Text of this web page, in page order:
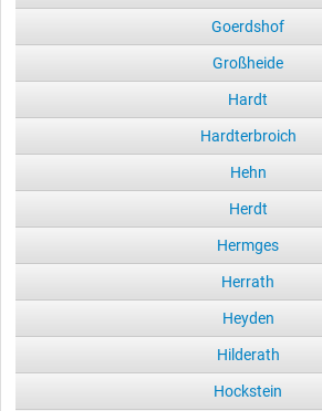
Goerdshof
Großheide
Hardt
Hardterbroich
Hehn
Herdt
Hermges
Herrath
Heyden
Hilderath
Hockstein